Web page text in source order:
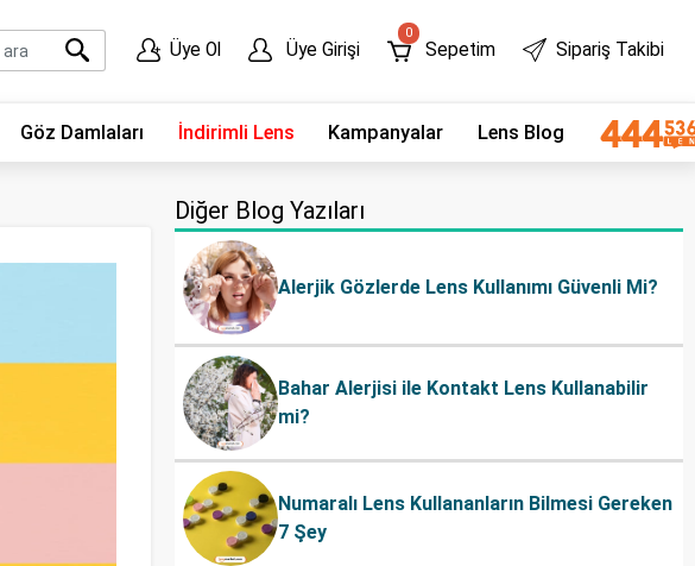
Üye Ol Üye Girişi
0
Sepetim Sipariş Takibi
Göz Damlaları İndirimli Lens Kampanyalar Lens Blog
Diğer Blog Yazıları
Alerjik Gözlerde Lens Kullanımı Güvenli Mi?
Bahar Alerjisi ile Kontakt Lens Kullanabilir
mi?
Numaralı Lens Kullananların Bilmesi Gereken
7 Şey